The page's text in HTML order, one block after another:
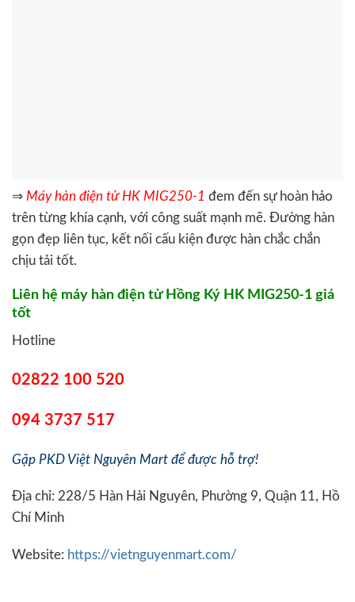
⇒ Máy hàn điện tử HK MIG250-1 đem đến sự hoàn hảo
trên từng khía cạnh, với công suất mạnh mẽ. Đường hàn
gọn đẹp liên tục, kết nối cấu kiện được hàn chắc chắn
chịu tải tốt.
Liên hệ máy hàn điện tử Hồng Ký HK MIG250-1 giá
tốt
Hotline
02822 100 520
094 3737 517
Gặp PKD Việt Nguyên Mart để được hỗ trợ!
Địa chỉ: 228/5 Hàn Hải Nguyên, Phường 9, Quận 11, Hồ
Chí Minh
Website: https://vietnguyenmart.com/